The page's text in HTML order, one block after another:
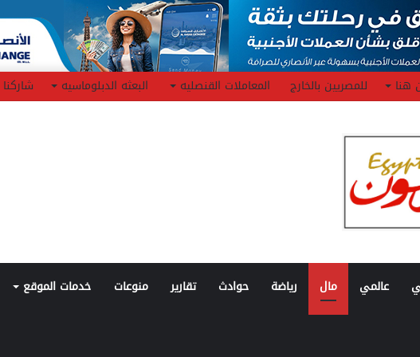
هنا للمصريين بالخارج المعاملات القنصليه البعثه الدبلوماسيه شاركنا
عالمي مال رياضة حوادث تقارير منوعات خدمات الموقع